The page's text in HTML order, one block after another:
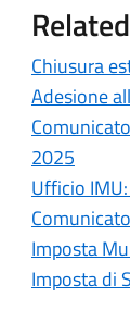
Chiusura
Adesione
2025
Ufficio
Imposta
Imposta di